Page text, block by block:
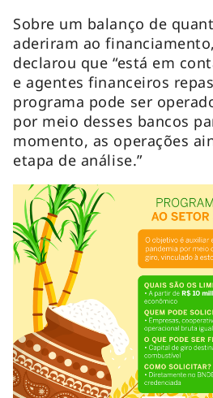
Sobre um balanço de
aderiram ao
declarou que “está em
e agentes financeiros
programa pode ser
por meio desses bancos
momento, as operações
etapa de análise.”